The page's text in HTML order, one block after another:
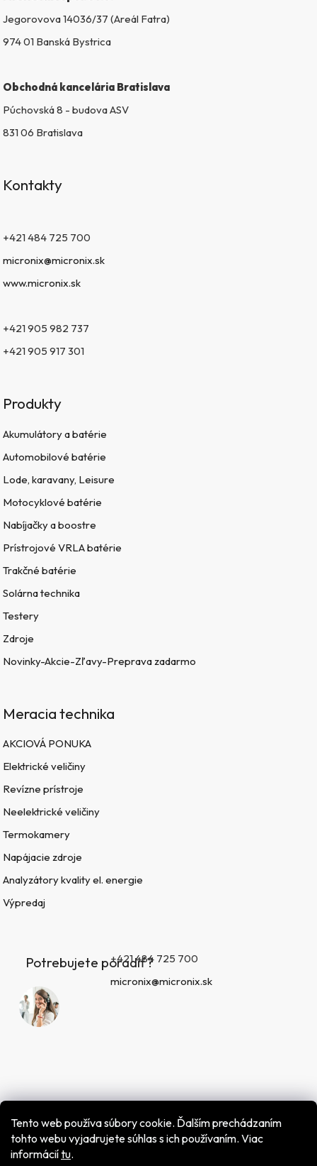
Tento web používa súbory cookie. Ďalším prechádzaním
tohto webu vyjadrujete súhlas s ich používaním. Viac
informáciítu.
Jegorovova 14036/37 (Areál Fatra)
974 01 Banská Bystrica
Obchodná kancelária Bratislava
Púchovská 8 - budova ASV
831 06 Bratislava
Kontakty
+421 484 725 700
micronix@micronix.sk
www.micronix.sk
+421 905 982 737
+421 905 917 301
Produkty
Akumulátory a batérie
Automobilové batérie
Lode, karavany, Leisure
Motocyklové batérie
Nabíjačky a boostre
Prístrojové VRLA batérie
Trakčné batérie
Solárna technika
Testery
Zdroje
Novinky-Akcie-Zľavy-Preprava zadarmo
Meracia technika
AKCIOVÁ PONUKA
Elektrické veličiny
Revízne prístroje
Neelektrické veličiny
Termokamery
Napájacie zdroje
Analyzátory kvality el. energie
Výpredaj
Potrebujete poradiť?+421 484 725 700
micronix@micronix.sk